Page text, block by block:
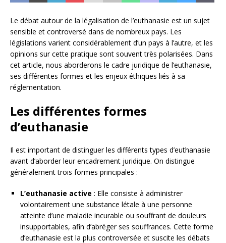
Le débat autour de la légalisation de l’euthanasie est un sujet
sensible et controversé dans de nombreux pays. Les
législations varient considérablement d’un pays à l’autre, et les
opinions sur cette pratique sont souvent très polarisées. Dans
cet article, nous aborderons le cadre juridique de l’euthanasie,
ses différentes formes et les enjeux éthiques liés à sa
réglementation.
Les différentes formes
d’euthanasie
Il est important de distinguer les différents types d’euthanasie
avant d’aborder leur encadrement juridique. On distingue
généralement trois formes principales :
L’euthanasie active : Elle consiste à administrer
volontairement une substance létale à une personne
atteinte d’une maladie incurable ou souffrant de douleurs
insupportables, afin d’abréger ses souffrances. Cette forme
d’euthanasie est la plus controversée et suscite les débats